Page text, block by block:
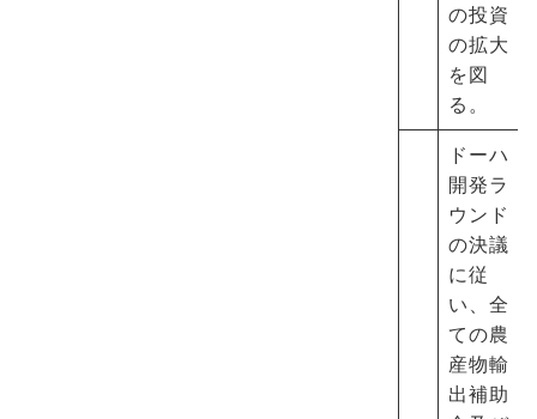
の投資
の拡大
を図
る。
ドーハ
開発ラ
ウンド
の決議
に従
い、全
ての農
産物輸
出補助